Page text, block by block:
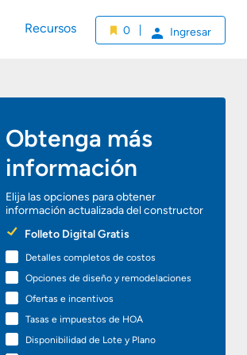
Recursos 0 Ingresar
Obtenga más
información
Elija las opciones para obtener
información actualizada del constructor
Preferred
Options
Folleto Digital Gratis
Detalles completos de costos
Opciones de diseño y remodelaciones
Ofertas e incentivos
Tasas e impuestos de HOA
Disponibilidad de Lote y Plano